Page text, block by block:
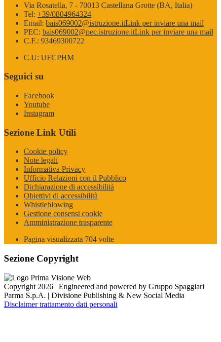
Via Rosatella, 7 - 70013 Castellana Grotte (BA, Italia)
Tel: +39/0804964324
Email: bais069002@istruzione.itLink per inviare una mail
PEC: bais069002@pec.istruzione.itLink per inviare una mail
C.F.: 93469300722
C.U: UFCPHM
Seguici su
Facebook
Youtube
Instagram
Sezione Link Utili
Cookie policy
Note legali
Informativa Privacy
Ufficio Relazioni con il Pubblico
Dichiarazione di accessibilità
Obiettivi di accessibilità
Whistleblowing
Gestione consensi cookie
Amministrazione trasparente
Pagina visualizzata 704 volte
Sezione Copyright
Copyright 2026 | Engineered and powered by Gruppo Spaggiari
Parma S.p.A. | Divisione Publishing & New Social Media
Disclaimer trattamento dati personali